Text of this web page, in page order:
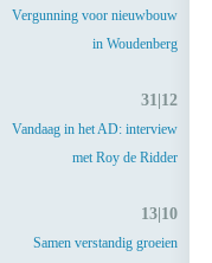
Vergunning voor nieuwbouw
in Woudenberg
31|12
Vandaag in het AD: interview
met Roy de Ridder
13|10
Samen verstandig groeien